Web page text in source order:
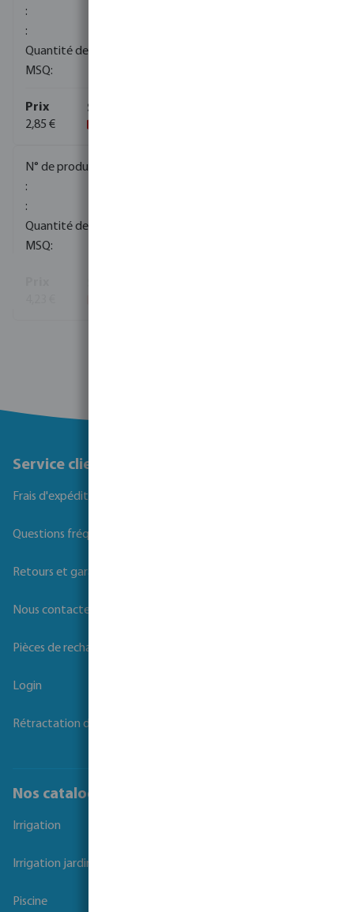
2,85 €
Service client
Frais d'expédition
Questions fréquemment posées
Retours et garanties
Nous contacter
Pièces de rechange
Login
Rétractation du contrat
Nos catalogues
Irrigation
Irrigation jardins et parcs
Piscine